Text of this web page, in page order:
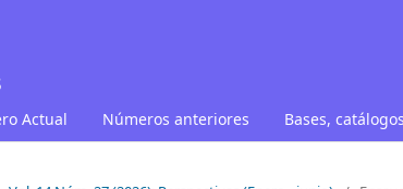
Actual Números anteriores Bases,